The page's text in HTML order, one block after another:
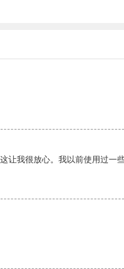
我很放心。我以前使用过一